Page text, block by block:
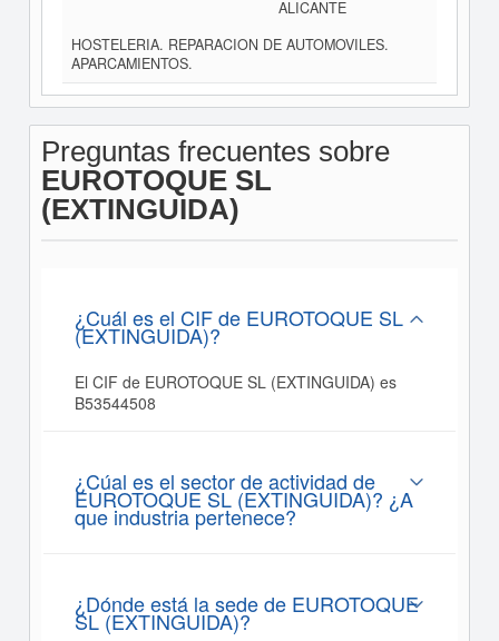
ALICANTE
HOSTELERIA. REPARACION DE AUTOMOVILES.
APARCAMIENTOS.
Preguntas frecuentes sobre
EUROTOQUE SL
(EXTINGUIDA)
¿Cuál es el CIF de EUROTOQUE SL
(EXTINGUIDA)?
El CIF de EUROTOQUE SL (EXTINGUIDA) es
B53544508
¿Cúal es el sector de actividad de
EUROTOQUE SL (EXTINGUIDA)? ¿A
que industria pertenece?
¿Dónde está la sede de EUROTOQUE
SL (EXTINGUIDA)?